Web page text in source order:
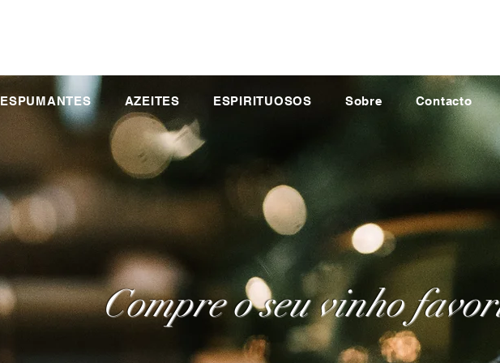
ESPUMANTES AZEITES ESPIRITUOSOS Sobre Contacto
Compre o seu vinho